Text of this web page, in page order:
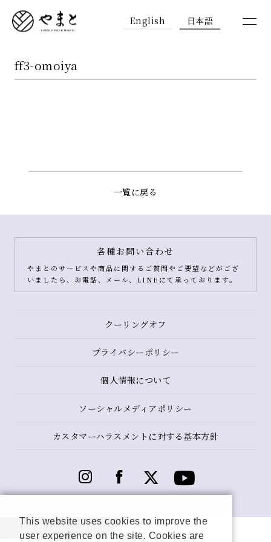
English 日本語
ff3-omoiya
一覧に戻る
各種お問い合わせ
やまとのサービスや商品に関するご質問やご要望などがござ
いましたら、お電話、メール、LINEにて承っております。
クーリングオフ
プライバシーポリシー
個人情報について
ソーシャルメディアポリシー
カスタマーハラスメントに対する基本方針
This website uses cookies to improve the
user experience on the site. Cookies are